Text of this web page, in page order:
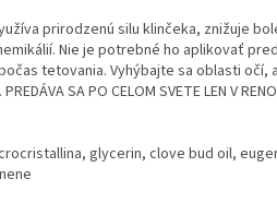
prirodzenú silu klinčeka, znižuje
Nie je potrebné ho aplikovať
tetovania. Vyhýbajte sa oblasti
PREDÁVA SA PO CELOM SVETE LEN V
glycerin, clove bud oil,